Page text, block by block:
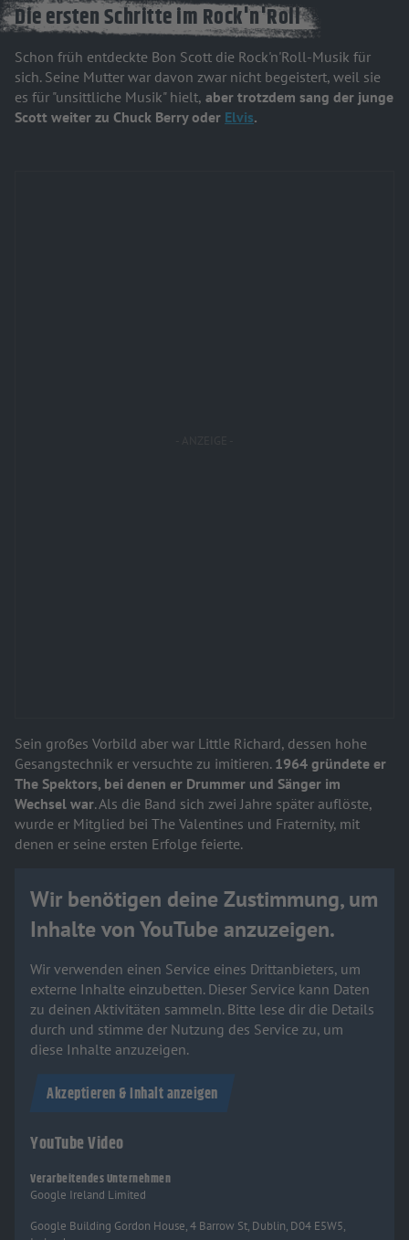
Die ersten Schritte im Rock'n'Roll
Schon früh entdeckte Bon Scott die Rock'n'Roll-Musik für
sich. Seine Mutter war davon zwar nicht begeistert, weil sie
es für "unsittliche Musik" hielt, aber trotzdem sang der junge
Scott weiter zu Chuck Berry oder Elvis.
Sein großes Vorbild aber war Little Richard, dessen hohe
Gesangstechnik er versuchte zu imitieren. 1964 gründete er
The Spektors, bei denen er Drummer und Sänger im
Wechsel war. Als die Band sich zwei Jahre später auflöste,
wurde er Mitglied bei The Valentines und Fraternity, mit
denen er seine ersten Erfolge feierte.
Wir benötigen deine Zustimmung, um
Inhalte von YouTube anzuzeigen.
Wir verwenden einen Service eines Drittanbieters, um
externe Inhalte einzubetten. Dieser Service kann Daten
zu deinen Aktivitäten sammeln. Bitte lese dir die Details
durch und stimme der Nutzung des Service zu, um
diese Inhalte anzuzeigen.
Akzeptieren & Inhalt anzeigen
YouTube Video
Verarbeitendes Unternehmen
Google Ireland Limited
Google Building Gordon House, 4 Barrow St, Dublin, D04 E5W5,